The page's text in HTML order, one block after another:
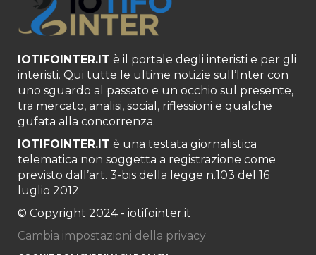
IOTIFOINTER.IT è il portale degli interisti e per gli
interisti. Qui tutte le ultime notizie sull’Inter con
uno sguardo al passato e un occhio sul presente,
tra mercato, analisi, social, riflessioni e qualche
gufata alla concorrenza.
IOTIFOINTER.IT è una testata giornalistica
telematica non soggetta a registrazione come
previsto dall’art. 3-bis della legge n.103 del 16
luglio 2012
© Copyright 2024 - iotifointer.it
Cambia impostazioni della privacy